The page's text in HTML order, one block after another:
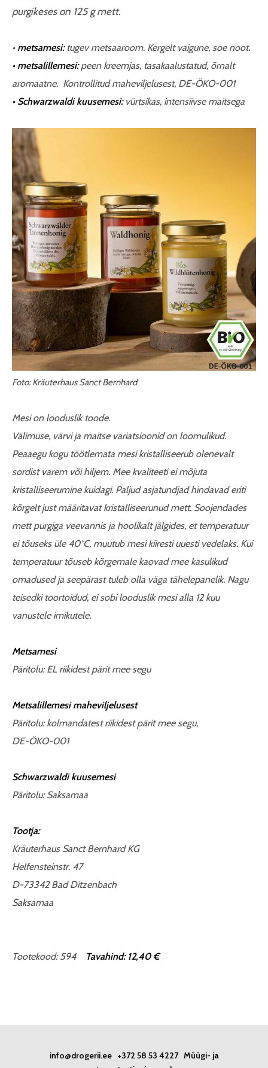
purgikeses on 125 g mett.
• metsamesi:tugev metsaaroom. Kergelt vaigune, soe noot.
• metsalillemesi:peen kreemjas, tasakaalustatud, õrnalt
aromaatne. Kontrollitud maheviljelusest, DE-ÖKO-001
• Schwarzwaldi kuusemesi: vürtsikas, intensiivse maitsega
Foto: Kräuterhaus Sanct Bernhard
Mesi on looduslik toode.
Välimuse, värvi ja maitse variatsioonid on loomulikud.
Peaaegu kogu töötlemata mesi kristalliseerub olenevalt
sordist varem või hiljem. Mee kvaliteeti ei mõjuta
kristalliseerumine kuidagi. Paljud asjatundjad hindavad eriti
kõrgelt just määritavat kristalliseerunud mett. Soojendades
mett purgiga veevannis ja hoolikalt jälgides, et temperatuur
ei tõuseks üle 40°C, muutub mesi kiiresti uuesti vedelaks. Kui
temperatuur tõuseb kõrgemale kaovad mee kasulikud
omadused ja seepärast tuleb olla väga tähelepanelik. Nagu
teisedki toortoidud, ei sobi looduslik mesi alla 12 kuu
vanustele imikutele.
Metsamesi
Päritolu: EL riikidest pärit mee segu
Metsalillemesi maheviljelusest
Päritolu: kolmandatest riikidest pärit mee segu,
DE-ÖKO-001
Schwarzwaldi kuusemesi
Päritolu: Saksamaa
Tootja:
Kräuterhaus Sanct Bernhard KG
Helfensteinstr. 47
D-73342 Bad Ditzenbach
Saksamaa
Tootekood: 594 Tavahind: 12,40 €
info@drogerii.ee+372 58 53 4227 Müügi- ja